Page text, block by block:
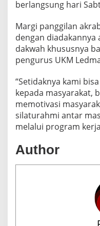
berlangsung hari
Margi panggilan
dengan diadakannya
dakwah khususnya
pengurus UKM
“Setidaknya kami
kepada masyarakat,
memotivasi
silaturahmi antar
melalui program
Author